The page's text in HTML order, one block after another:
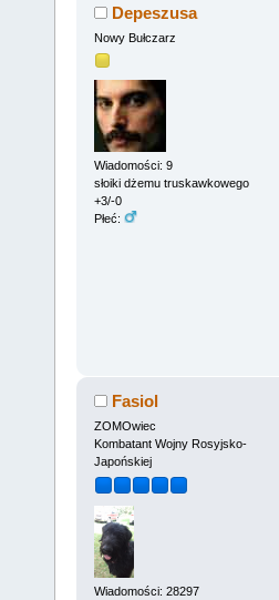
Depeszusa
Nowy Bułczarz
Wiadomości: 9
słoiki dżemu truskawkowego
+3/-0
Płeć:
Fasiol
ZOMOwiec
Kombatant Wojny Rosyjsko-
Japońskiej
Wiadomości: 28297